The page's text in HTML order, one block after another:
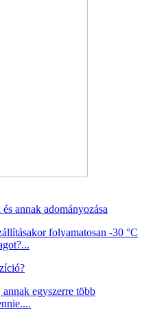
annak adományozása
folyamatosan -30 °C
egyszerre több